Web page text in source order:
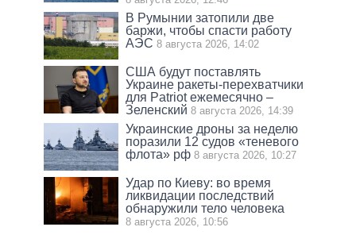
В Румынии затопили две
баржи, чтобы спасти работу
АЭС 8 августа 2026, 14:02
США будут поставлять
Украине ракеты-перехватчики
для Patriot ежемесячно –
Зеленский 8 августа 2026, 14:39
Украинские дроны за неделю
поразили 12 судов «теневого
флота» рф 8 августа 2026, 10:27
Удар по Киеву: во время
ликвидации последствий
обнаружили тело человека
8 августа 2026, 10:56